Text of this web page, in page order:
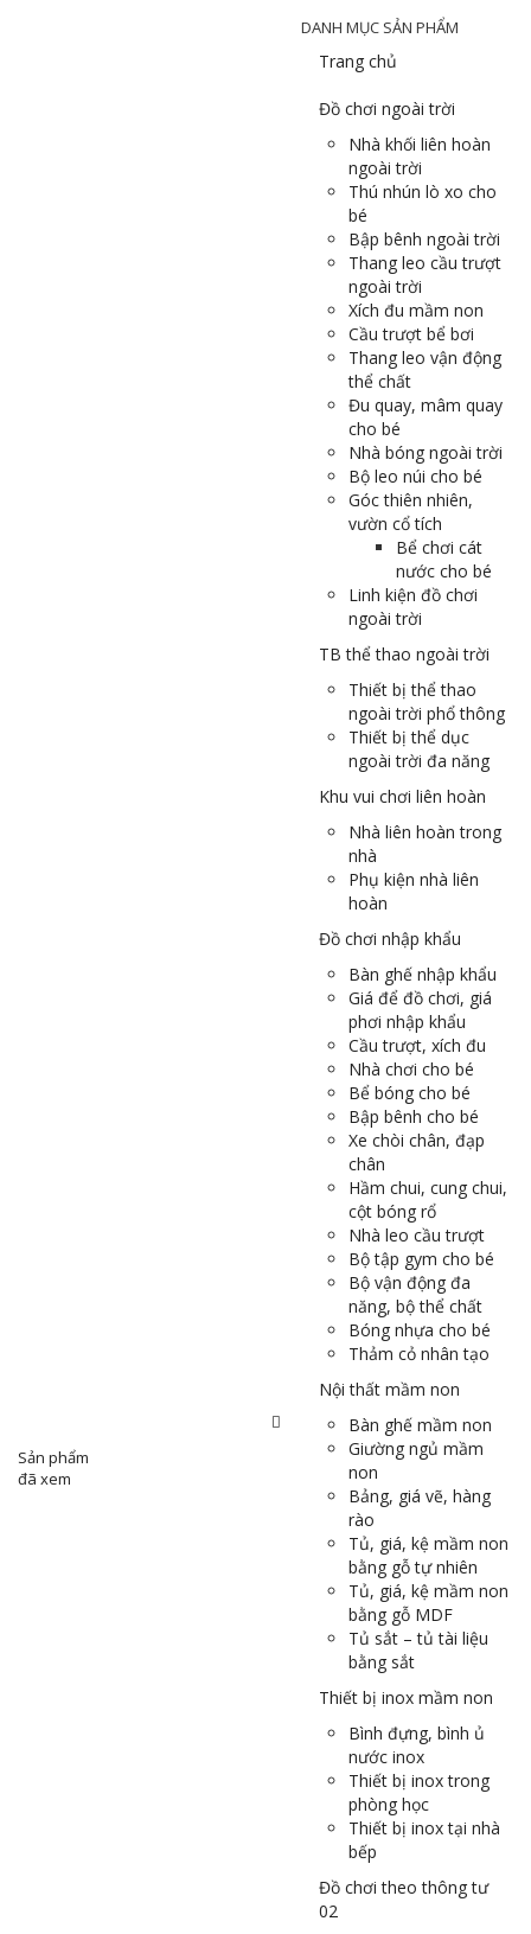
Sản phẩm
đã xem
DANH MỤC SẢN PHẨM
Trang chủ
Đồ chơi ngoài trời
Nhà khối liên hoàn
ngoài trời
Thú nhún lò xo cho
bé
Bập bênh ngoài trời
Thang leo cầu trượt
ngoài trời
Xích đu mầm non
Cầu trượt bể bơi
Thang leo vận động
thể chất
Đu quay, mâm quay
cho bé
Nhà bóng ngoài trời
Bộ leo núi cho bé
Góc thiên nhiên,
vườn cổ tích
Bể chơi cát
nước cho bé
Linh kiện đồ chơi
ngoài trời
TB thể thao ngoài trời
Thiết bị thể thao
ngoài trời phổ thông
Thiết bị thể dục
ngoài trời đa năng
Khu vui chơi liên hoàn
Nhà liên hoàn trong
nhà
Phụ kiện nhà liên
hoàn
Đồ chơi nhập khẩu
Bàn ghế nhập khẩu
Giá để đồ chơi, giá
phơi nhập khẩu
Cầu trượt, xích đu
Nhà chơi cho bé
Bể bóng cho bé
Bập bênh cho bé
Xe chòi chân, đạp
chân
Hầm chui, cung chui,
cột bóng rổ
Nhà leo cầu trượt
Bộ tập gym cho bé
Bộ vận động đa
năng, bộ thể chất
Bóng nhựa cho bé
Thảm cỏ nhân tạo
Nội thất mầm non
Bàn ghế mầm non
Giường ngủ mầm
non
Bảng, giá vẽ, hàng
rào
Tủ, giá, kệ mầm non
bằng gỗ tự nhiên
Tủ, giá, kệ mầm non
bằng gỗ MDF
Tủ sắt – tủ tài liệu
bằng sắt
Thiết bị inox mầm non
Bình đựng, bình ủ
nước inox
Thiết bị inox trong
phòng học
Thiết bị inox tại nhà
bếp
Đồ chơi theo thông tư
02